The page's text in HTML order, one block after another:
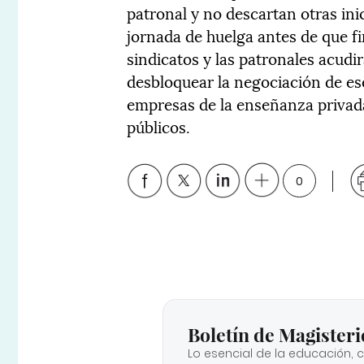
patronal y no descartan otras
jornada de huelga antes de que
sindicatos y las patronales
desbloquear la negociación de
empresas de la enseñanza
públicos.
0
Boletín de
Lo esencial de la educación,